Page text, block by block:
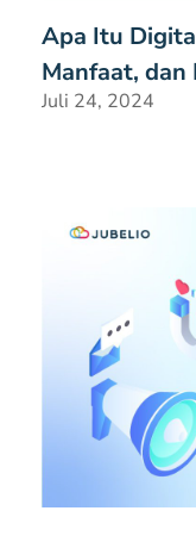
Apa Itu
Manfaat, dan
Juli 24, 2024